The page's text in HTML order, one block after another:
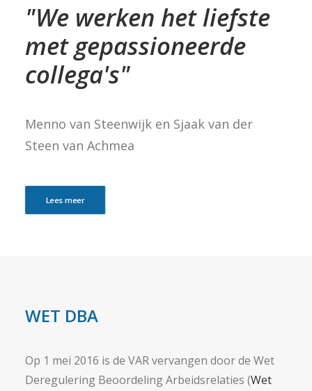
"We werken het liefste
met gepassioneerde
collega's"
Menno van Steenwijk en Sjaak van der
Steen van Achmea
Lees meer
WET DBA
Op 1 mei 2016 is de VAR vervangen door de Wet
Deregulering Beoordeling Arbeidsrelaties (Wet